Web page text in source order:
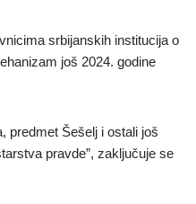
srbijanskih institucija o
još 2024. godine
predmet Šešelj i ostali još
pravde”, zaključuje se